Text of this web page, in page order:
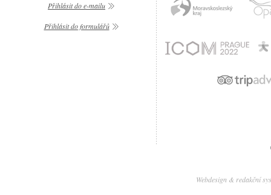
Přihlásit do e-mailu
Přihlásit do formulářů
Webdesign & redakční